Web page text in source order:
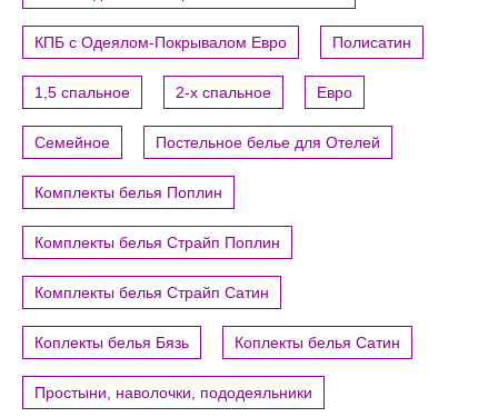
КПБ с Одеялом-Покрывалом Евро Полисатин
1,5 спальное 2-х спальное Евро
Семейное Постельное белье для Отелей
Комплекты белья Поплин
Комплекты белья Страйп Поплин
Комплекты белья Страйп Сатин
Коплекты белья Бязь Коплекты белья Сатин
Простыни, наволочки, пододеяльники